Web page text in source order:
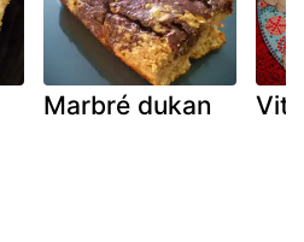
Marbré dukan